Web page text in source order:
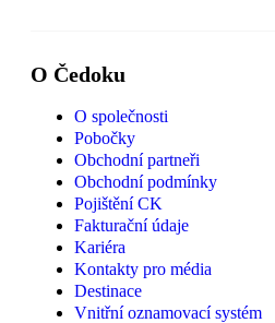
O Čedoku
O společnosti
Pobočky
Obchodní partneři
Obchodní podmínky
Pojištění CK
Fakturační údaje
Kariéra
Kontakty pro média
Destinace
Vnitřní oznamovací systém